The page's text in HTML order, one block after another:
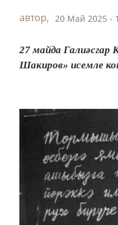
автор, 20 Май 2025 -
27 майда Галиәсгар
Шакиров» исемле